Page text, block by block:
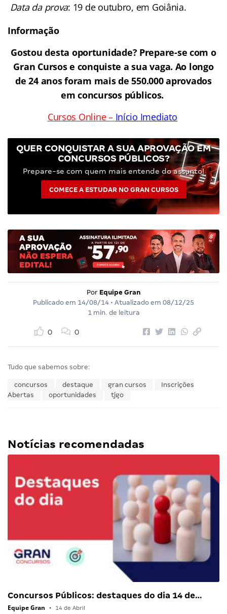
Data da prova: 19 de outubro, em Goiânia.
Informação
Gostou desta oportunidade? Prepare-se com o
Gran Cursos e conquiste a sua vaga. Ao longo
de 24 anos foram mais de 550.000 aprovados
em concursos públicos.
Cursos Online – Início Imediato
QUER CONQUISTAR A SUA APROVAÇÃO EM
CONCURSOS PÚBLICOS?
Prepare-se com quem mais entende do assunto!
COMECE A ESTUDAR NO GRAN CURSOS
Por Equipe Gran
Publicado em 14/08/14 • Atualizado em 08/12/25
1 min. de leitura
0 0
Tudo que sabemos sobre:
concursos destaque gran cursos
Inscrições
Abertas
oportunidades tjgo
Notícias recomendadas
Concursos Públicos: destaques do dia 14 de…
Equipe Gran • 14 de Abril